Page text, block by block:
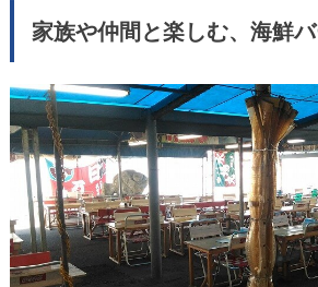
家族や仲間と楽しむ、海鮮